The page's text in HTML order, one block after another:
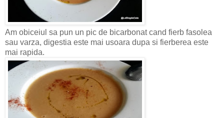
Am obiceiul sa pun un pic de bicarbonat cand fierb fasolea
sau varza, digestia este mai usoara dupa si fierberea este
mai rapida.